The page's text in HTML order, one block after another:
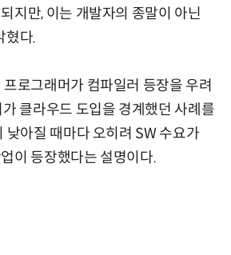
지만, 이는 개발자의 종말이 아닌
혔다.
로그래머가 컴파일러 등장을 우려
클라우드 도입을 경계했던 사례를
낮아질 때마다 오히려 SW 수요가
이 등장했다는 설명이다.